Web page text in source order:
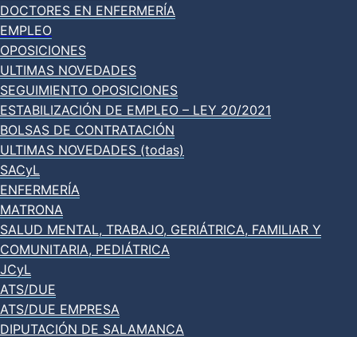
DOCTORES EN ENFERMERÍA
EMPLEO
OPOSICIONES
ULTIMAS NOVEDADES
SEGUIMIENTO OPOSICIONES
ESTABILIZACIÓN DE EMPLEO – LEY 20/2021
BOLSAS DE CONTRATACIÓN
ULTIMAS NOVEDADES (todas)
SACyL
ENFERMERÍA
MATRONA
SALUD MENTAL, TRABAJO, GERIÁTRICA, FAMILIAR Y
COMUNITARIA, PEDIÁTRICA
JCyL
ATS/DUE
ATS/DUE EMPRESA
DIPUTACIÓN DE SALAMANCA